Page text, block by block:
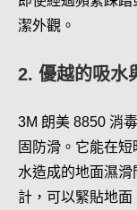
潔外觀。
2. 優越的吸水
3M 朗美 8850 消
固防滑。它能在
水造成的地面濕
計，可以緊貼地